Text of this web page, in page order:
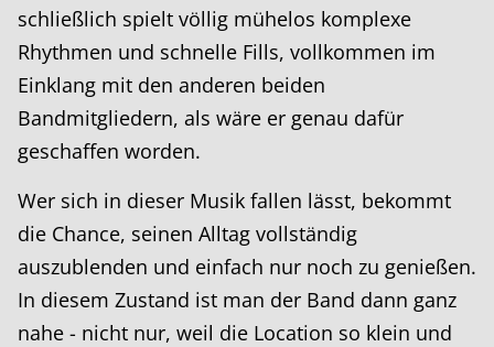
schließlich spielt völlig mühelos komplexe
Rhythmen und schnelle Fills, vollkommen im
Einklang mit den anderen beiden
Bandmitgliedern, als wäre er genau dafür
geschaffen worden.
Wer sich in dieser Musik fallen lässt, bekommt
die Chance, seinen Alltag vollständig
auszublenden und einfach nur noch zu genießen.
In diesem Zustand ist man der Band dann ganz
nahe - nicht nur, weil die Location so klein und